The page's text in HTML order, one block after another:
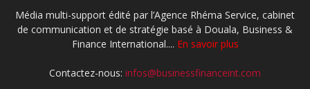
Média multi-support édité par l’Agence Rhéma Service, cabinet
de communication et de stratégie basé à Douala, Business &
Finance International.... En savoir plus
Contactez-nous: infos@businessfinanceint.com